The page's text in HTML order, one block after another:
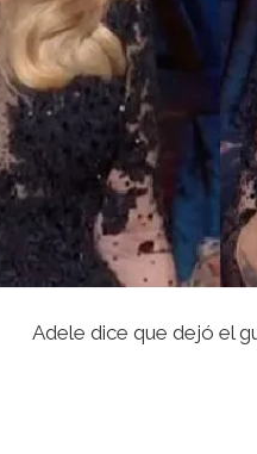
Adele dice que dejó el